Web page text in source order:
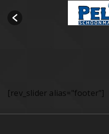
[rev_slider alias="footer"]